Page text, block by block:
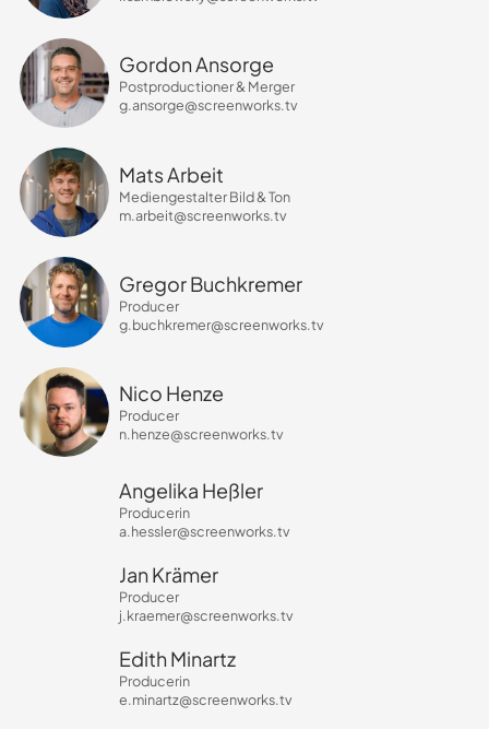
Gordon Ansorge
Postproductioner & Merger
g.ansorge@screenworks.tv
Mats Arbeit
Mediengestalter Bild & Ton
m.arbeit@screenworks.tv
Gregor Buchkremer
Producer
g.buchkremer@screenworks.tv
Nico Henze
Producer
n.henze@screenworks.tv
Angelika Heßler
Producerin
a.hessler@screenworks.tv
Jan Krämer
Producer
j.kraemer@screenworks.tv
Edith Minartz
Producerin
e.minartz@screenworks.tv